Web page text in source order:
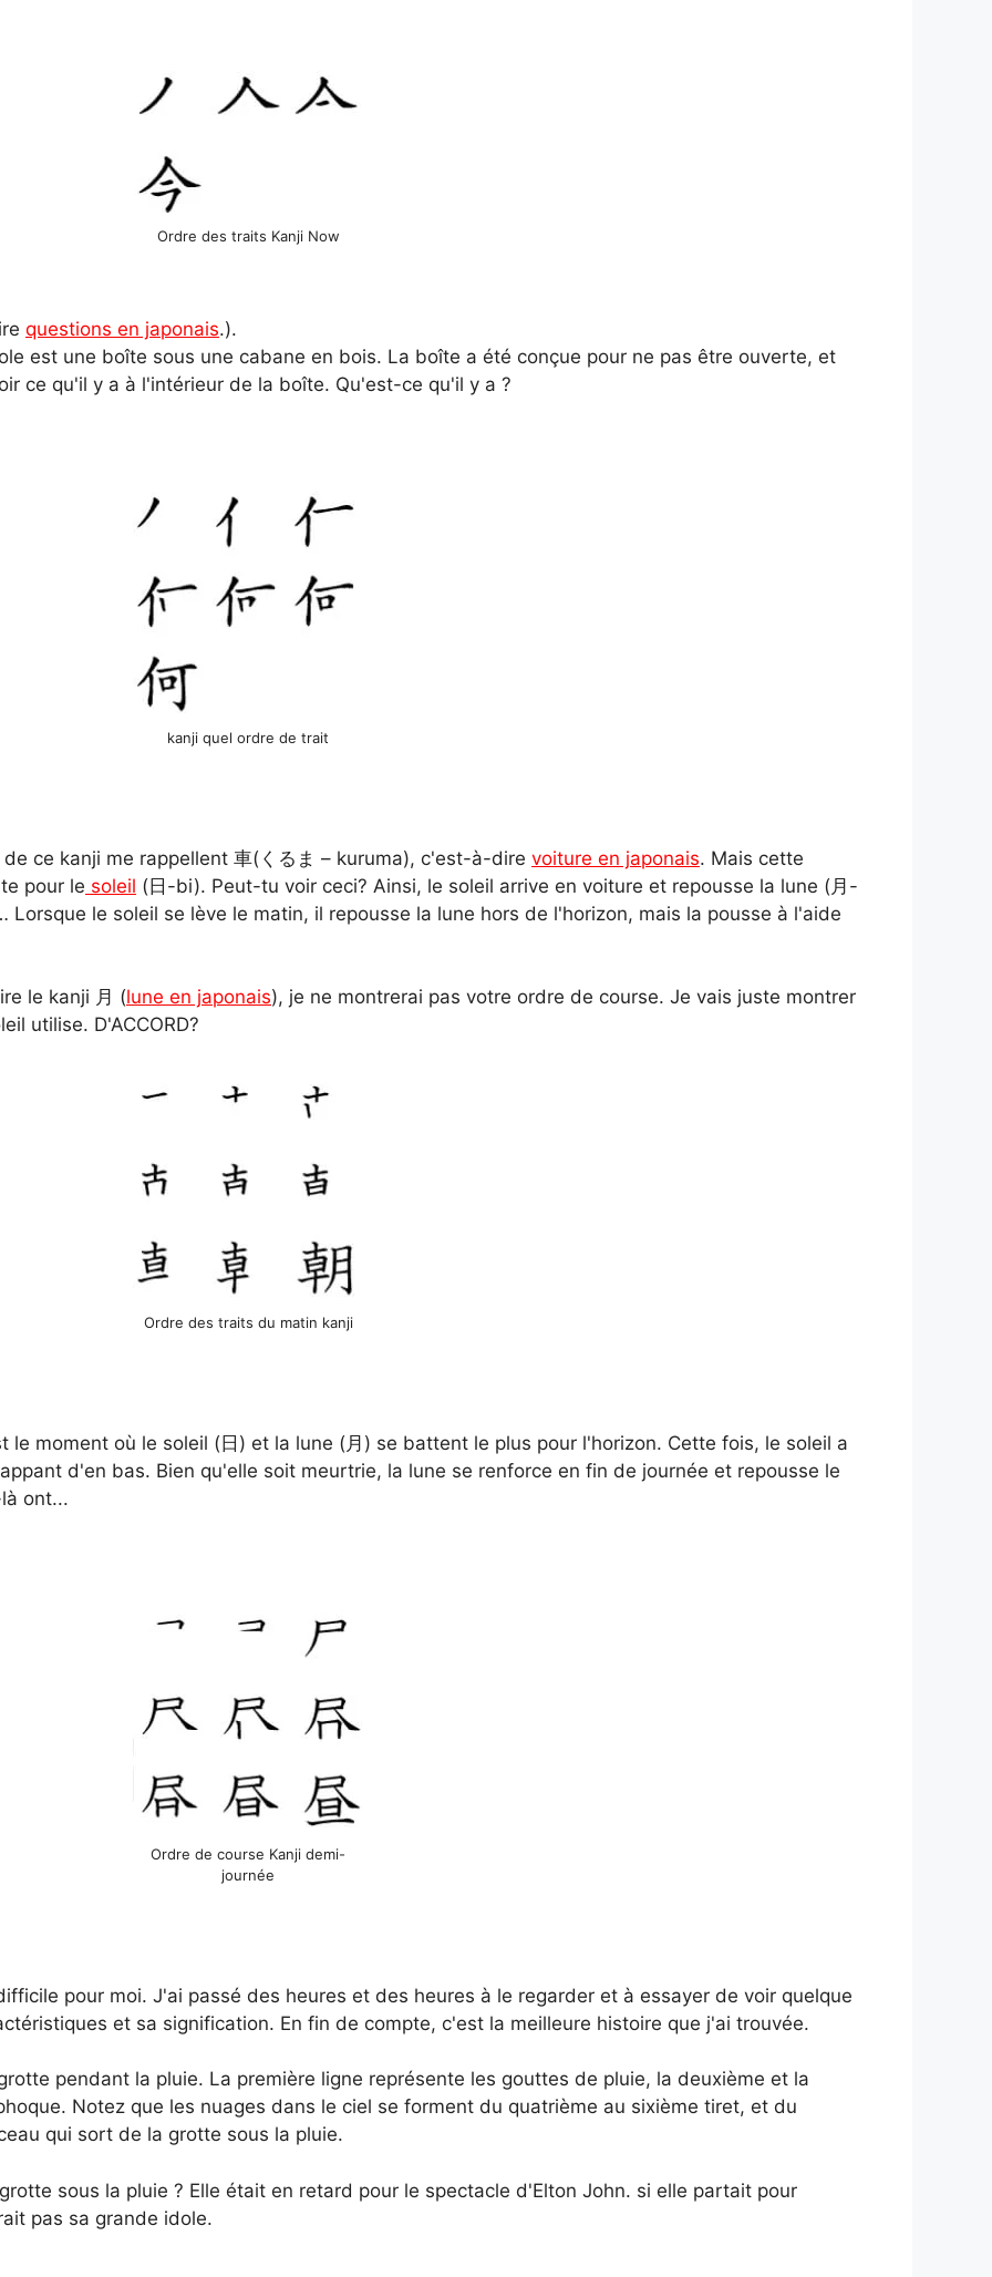
Ordre des traits Kanji Now
questions en japonais.).
est une boîte sous une cabane en bois. La boîte a été conçue pour ne pas être ouverte, et
ce qu'il y a à l'intérieur de la boîte. Qu'est-ce qu'il y a ?
kanji quel ordre de trait
ce kanji me rappellent 車(くるま – kuruma), c'est-à-dire voiture en japonais. Mais cette
pour le soleil (日-bi). Peut-tu voir ceci? Ainsi, le soleil arrive en voiture et repousse la lune (月-
le soleil se lève le matin, il repousse la lune hors de l'horizon, mais la pousse à l'aide
le kanji 月 (lune en japonais), je ne montrerai pas votre ordre de course. Je vais juste montrer
utilise. D'ACCORD?
Ordre des traits du matin kanji
le moment où le soleil (日) et la lune (月) se battent le plus pour l'horizon. Cette fois, le soleil a
d'en bas. Bien qu'elle soit meurtrie, la lune se renforce en fin de journée et repousse le
ont...
Ordre de course Kanji demi-
journée
pour moi. J'ai passé des heures et des heures à le regarder et à essayer de voir quelque
et sa signification. En fin de compte, c'est la meilleure histoire que j'ai trouvée.
pendant la pluie. La première ligne représente les gouttes de pluie, la deuxième et la
Notez que les nuages dans le ciel se forment du quatrième au sixième tiret, et du
qui sort de la grotte sous la pluie.
sous la pluie ? Elle était en retard pour le spectacle d'Elton John. si elle partait pour
pas sa grande idole.